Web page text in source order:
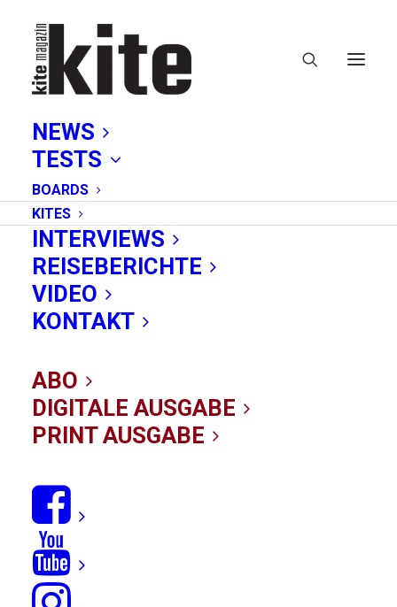
NEWS
TESTS
BOARDS
KITES
INTERVIEWS
REISEBERICHTE
VIDEO
KONTAKT
ABO
DIGITALE AUSGABE
PRINT AUSGABE
Wavespot
Wenn Jaws die Zähne